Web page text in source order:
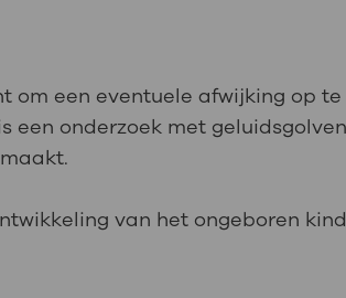
om een eventuele afwijking op te
onderzoek met
van het ongeboren